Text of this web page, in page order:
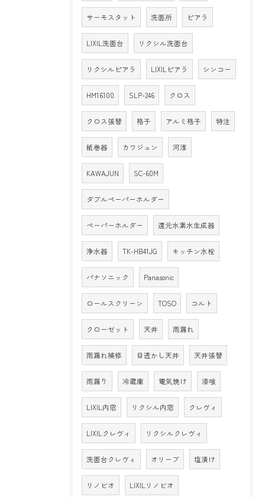
サーモスタット 洗面所 ピアラ
LIXIL洗面台 リクシル洗面台
リクシルピアラ LIXILピアラ シンコー
HM16100 SLP-246 クロス
クロス張替 格子 アルミ格子 特注
紙巻器 カワジュン 河淳
KAWAJUN SC-60M
ダブルペーパーホルダー
ペーパーホルダー 還元水素水生成器
浄水器 TK-HB41JG キッチン水栓
パナソニック Panasonic
ロールスクリーン TOSO コルト
クローゼット 天井 雨漏れ
雨漏れ補修 目透かし天井 天井張替
雨漏り 冷蔵庫 電気焼け 漆喰
LIXIL内窓 リクシル内窓 クレヴィ
LIXILクレヴィ リクシルクレヴィ
洗面台クレヴィ オリーブ 塩漬け
リノビオ LIXILリノビオ